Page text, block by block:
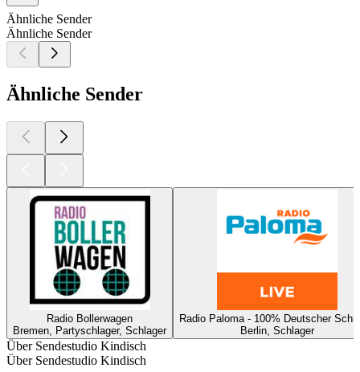
Ähnliche Sender
Ähnliche Sender
Ähnliche Sender
Radio Bollerwagen
Bremen, Partyschlager, Schlager
Radio Paloma - 100% Deutscher
Berlin, Schlager
Über Sendestudio Kindisch
Über Sendestudio Kindisch